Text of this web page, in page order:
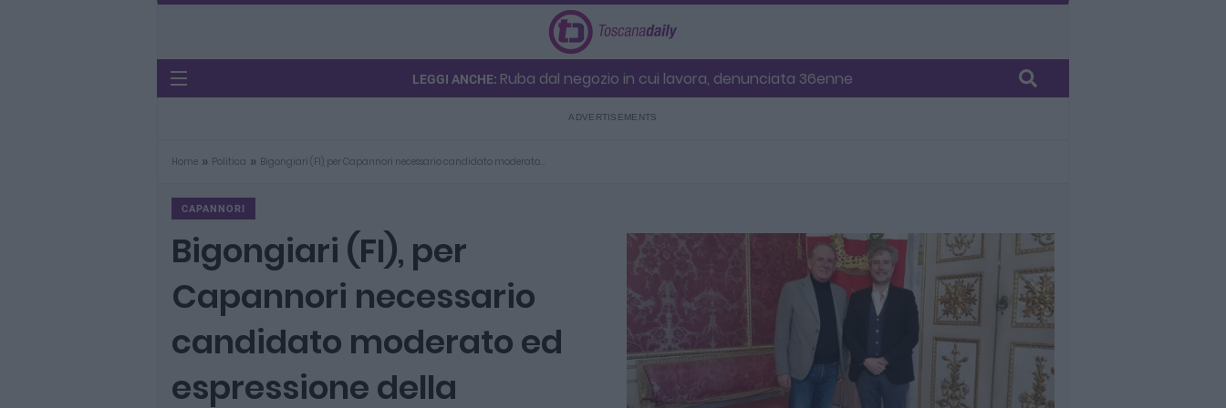
LEGGI ANCHE: Ruba dal negozio in cui lavora, denunciata 36enne
Home » Politica » Bigongiari (FI), per Capannori necessario candidato moderato…
CAPANNORI
Bigongiari (FI), per
Capannori necessario
candidato moderato ed
espressione della